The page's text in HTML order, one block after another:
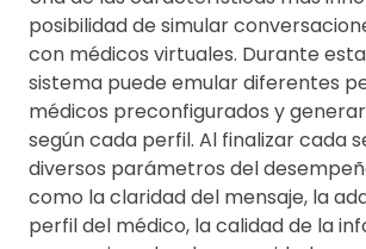
posibilidad de simular
con médicos virtuales. Durante
sistema puede emular diferentes
médicos preconfigurados y
según cada perfil. Al finalizar cada
diversos parámetros del
como la claridad del mensaje, la
perfil del médico, la calidad de la